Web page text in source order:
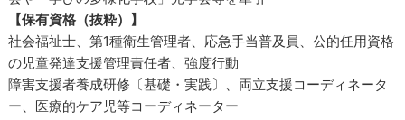
【保有資格（抜粋）】
社会福祉士、第1種衛生管理者、応急手当普及員、公的任用資格
の児童発達支援管理責任者、強度行動
障害支援者養成研修〔基礎・実践〕、両立支援コーディネータ
ー、医療的ケア児等コーディネーター